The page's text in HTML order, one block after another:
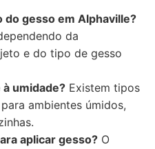
do gesso em Alphaville?
da
e do tipo de gesso
umidade? Existem tipos
ambientes úmidos,
aplicar gesso? O